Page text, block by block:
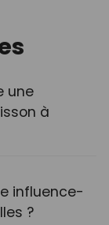
une
à
influence-
?